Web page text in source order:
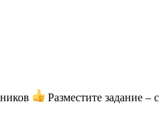
Разместите задание –